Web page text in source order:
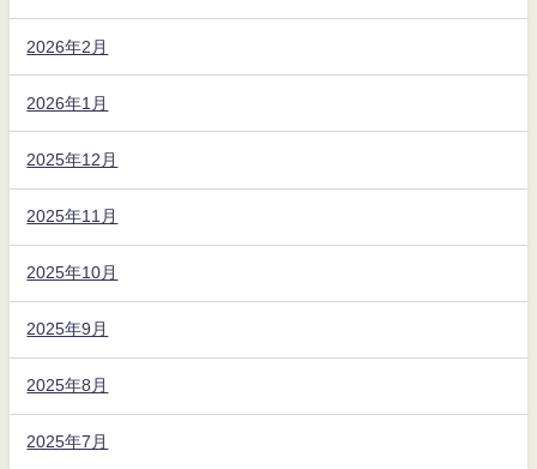
2026年2月
2026年1月
2025年12月
2025年11月
2025年10月
2025年9月
2025年8月
2025年7月